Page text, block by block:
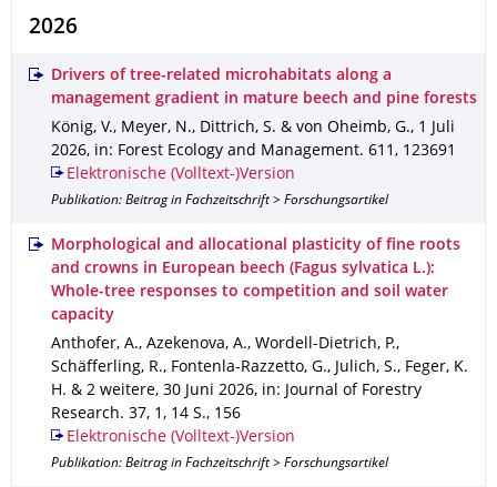
2026
Drivers of tree-related microhabitats along a
management gradient in mature beech and pine forests
König, V., Meyer, N., Dittrich, S. & von Oheimb, G., 1 Juli
2026, in: Forest Ecology and Management. 611 , 123691
Elektronische (Volltext-)Version
Publikation: Beitrag in Fachzeitschrift > Forschungsartikel
Morphological and allocational plasticity of fine roots
and crowns in European beech (Fagus sylvatica L.):
Whole-tree responses to competition and soil water
capacity
Anthofer, A., Azekenova, A., Wordell-Dietrich, P.,
Schäfferling, R., Fontenla-Razzetto, G., Julich, S., Feger, K.
H. & 2 weitere, 30 Juni 2026, in: Journal of Forestry
Research. 37, 1 , 14 S., 156
Elektronische (Volltext-)Version
Publikation: Beitrag in Fachzeitschrift > Forschungsartikel